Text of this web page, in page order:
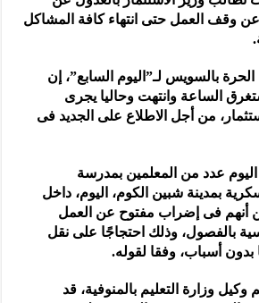
عن وقف العمل حتى انتهاء كافة المشاكل
بالسويس لـ”اليوم السابع”، إن
الساعة وانتهت وحاليا يجرى
من أجل الاطلاع على الجديد فى
عدد من المعلمين بمدرسة
بمدينة شبين الكوم، اليوم، داخل
أنهم فى إضراب مفتوح عن العمل
بالفصول، وذلك احتجاجًا على نقل
أسباب، وفقا لقوله.
وزارة التعليم بالمنوفية، قد